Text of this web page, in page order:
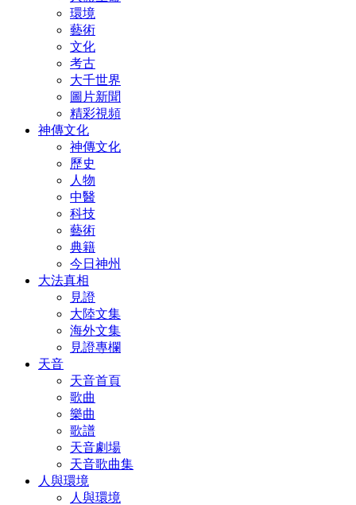
環境
藝術
文化
考古
大千世界
圖片新聞
精彩視頻
神傳文化
神傳文化
歷史
人物
中醫
科技
藝術
典籍
今日神州
大法真相
見證
大陸文集
海外文集
見證專欄
天音
天音首頁
歌曲
樂曲
歌譜
天音劇場
天音歌曲集
人與環境
人與環境